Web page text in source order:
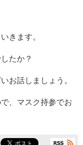
きます。
たか？
お話しましょう。
、マスク持参でお